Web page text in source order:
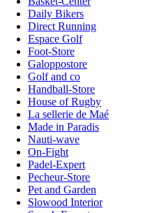
Daily Bikers
Direct Running
Espace Golf
Foot-Store
Galoppostore
Golf and co
Handball-Store
House of Rugby
La sellerie de Maé
Made in Paradis
Nauti-wave
On-Fight
Padel-Expert
Pecheur-Store
Pet and Garden
Slowood Interior